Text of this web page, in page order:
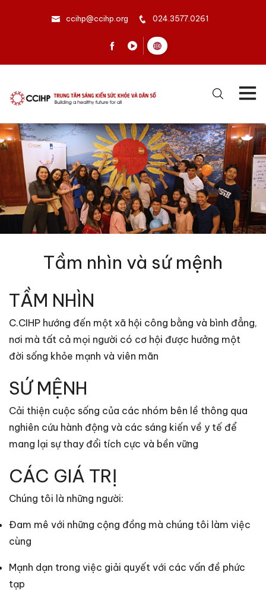
ccihp@ccihp.org 024.3577.0261
Tầm nhìn và sứ mệnh
TẦM NHÌN
C.CIHP hướng đến một xã hội công bằng và bình đẳng,
nơi mà tất cả mọi người có cơ hội được hưởng một
đời sống khỏe mạnh và viên mãn
SỨ MỆNH
Cải thiện cuộc sống của các nhóm bên lề thông qua
nghiên cứu hành động và các sáng kiến về y tế để
mang lại sự thay đổi tích cực và bền vững
CÁC GIÁ TRỊ
Chúng tôi là những người:
Đam mê với những cộng đồng mà chúng tôi làm việc
cùng
Mạnh dạn trong việc giải quyết với các vấn đề phức
tạp